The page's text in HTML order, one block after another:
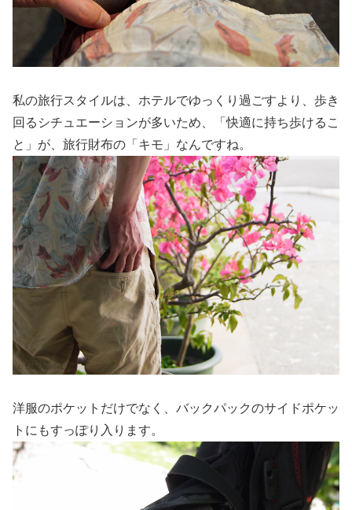
私の旅行スタイルは、ホテルでゆっくり過ごすより、歩き
回るシチュエーションが多いため、「快適に持ち歩けるこ
と」が、旅行財布の「キモ」なんですね。
洋服のポケットだけでなく、バックパックのサイドポケッ
トにもすっぽり入ります。